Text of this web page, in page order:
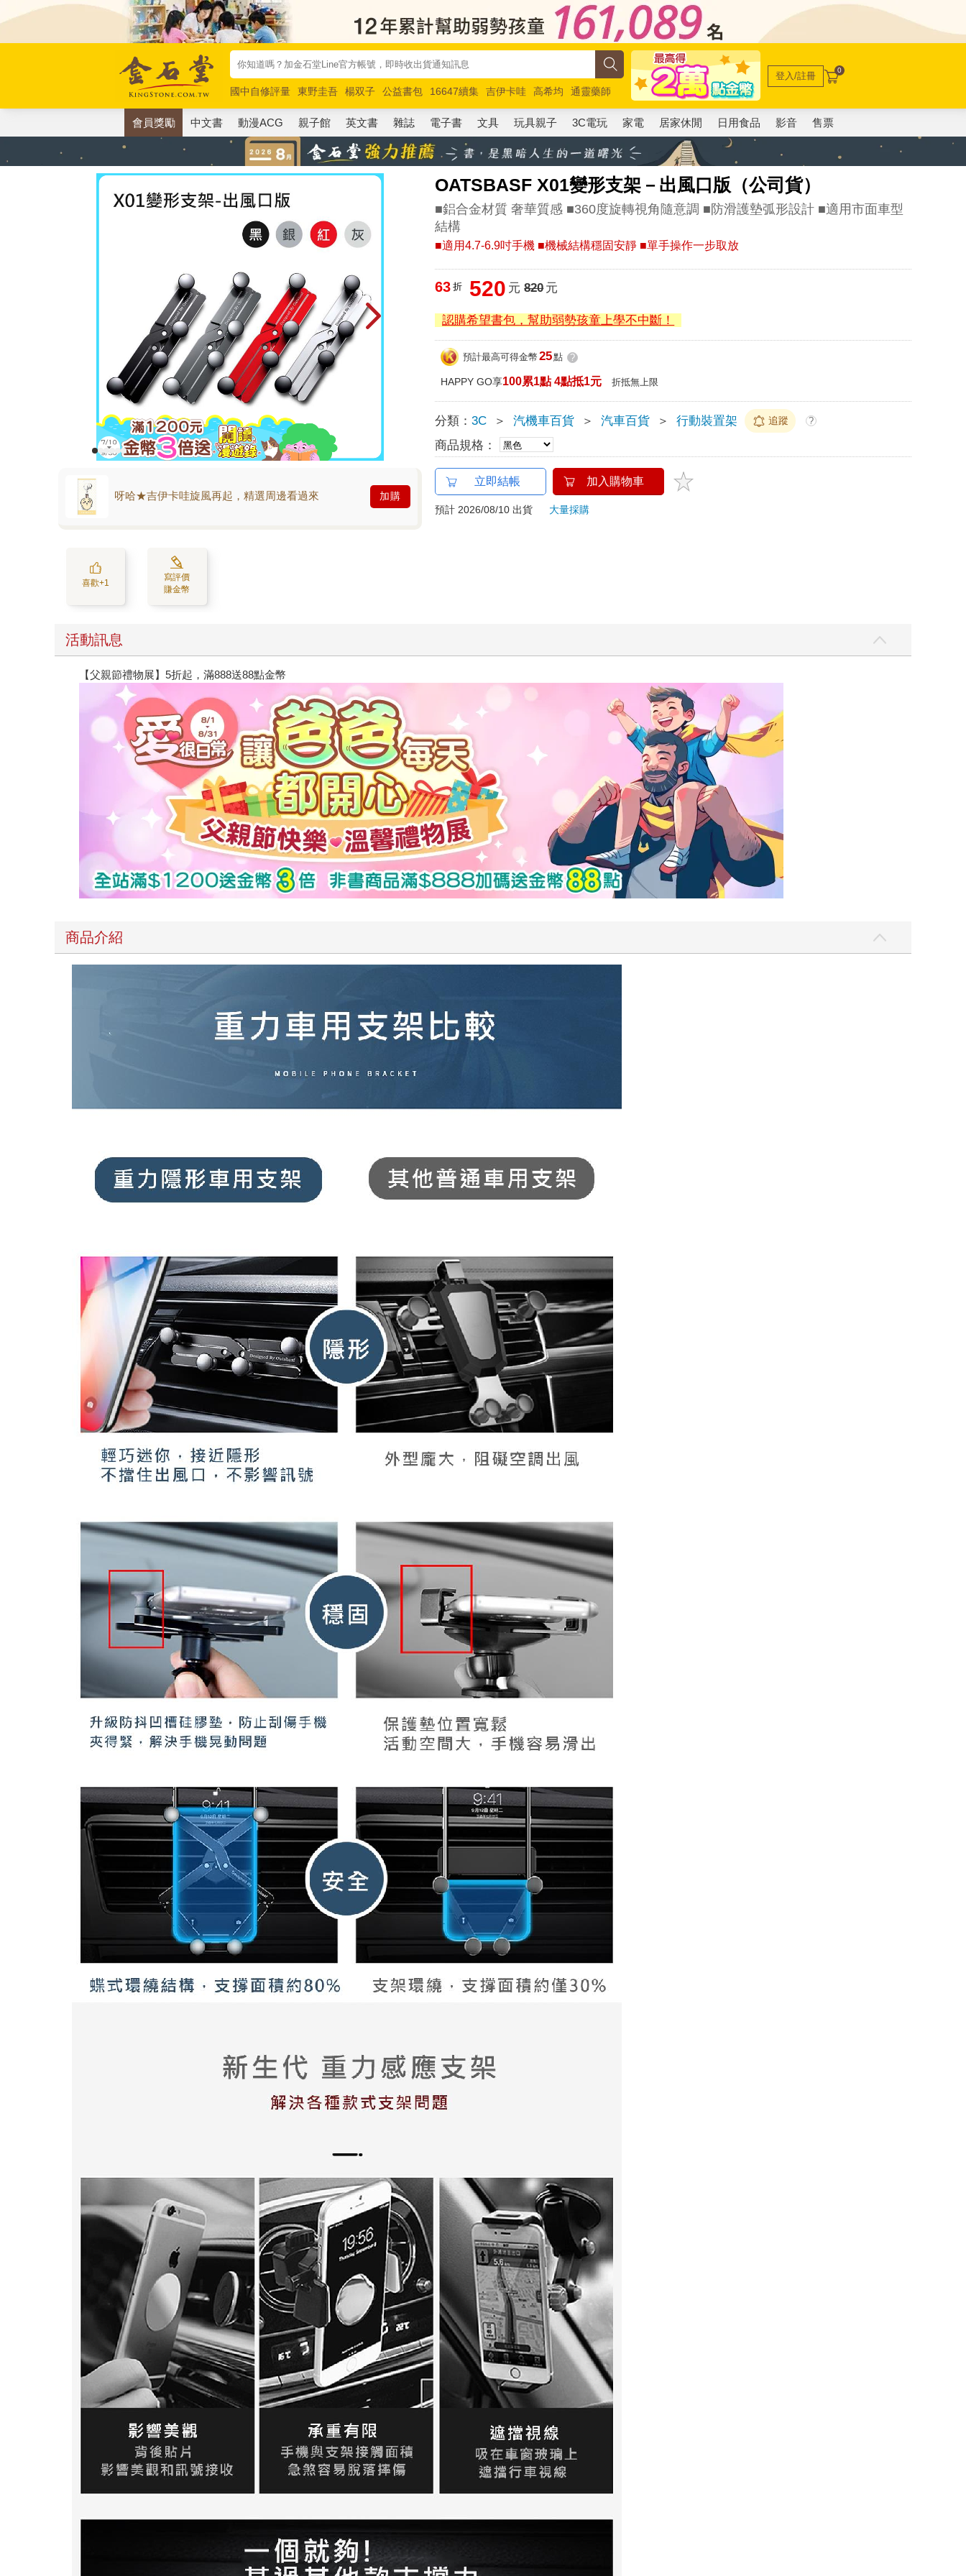
國中自修評量 東野圭吾 楊双子 公益書包 16647續集 吉伊卡哇 高希均
通靈藥師
唯紅花綻放
奧德賽 路邊攤新作 馬斯克 玩具總動員5 超慢跑
登入/註冊 0
會員獎勵 中文書 動漫ACG 親子館 英文書 雜誌 電子書 文具 玩具親子 3C電玩 家電 居家休閒 日用食品 影音 售票
OATSBASF X01變形支架－出風口版（公司貨）
■鋁合金材質 奢華質感 ■360度旋轉視角隨意調 ■防滑護墊弧形設計 ■適用市面車型
結構
■適用4.7-6.9吋手機 ■機械結構穩固安靜 ■單手操作一步取放
呀哈★吉伊卡哇旋風再起，精選周邊看過來 加購
喜歡+1
寫評價
賺金幣
63 折 520 元 820元
認購希望書包，幫助弱勢孩童上學不中斷！
預計最高可得金幣 25點 ?
HAPPY GO享100累1點 4點抵1元 折抵無上限
分類：3C ＞ 汽機車百貨 ＞ 汽車百貨 ＞ 行動裝置架 追蹤 ?
商品規格：
立即結帳 加入購物車
預計 2026/08/10 出貨 大量採購
活動訊息
【父親節禮物展】5折起，滿888送88點金幣
商品介紹